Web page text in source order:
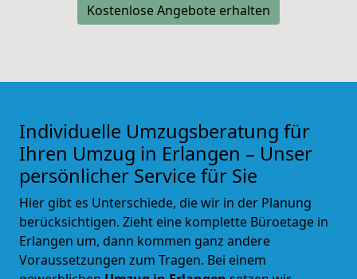
Kostenlose Angebote erhalten
Individuelle Umzugsberatung für
Ihren Umzug in Erlangen – Unser
persönlicher Service für Sie
Hier gibt es Unterschiede, die wir in der Planung
berücksichtigen. Zieht eine komplette Büroetage in
Erlangen um, dann kommen ganz andere
Voraussetzungen zum Tragen. Bei einem